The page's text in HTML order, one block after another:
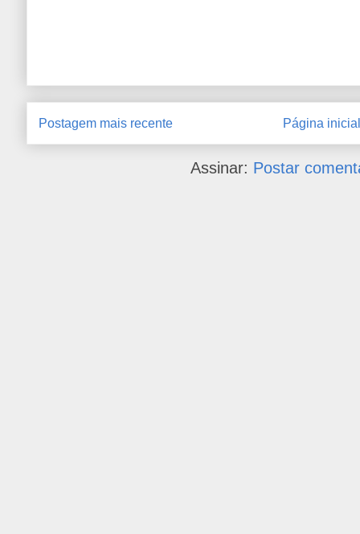
Postagem mais recente Página inicial
Assinar: Postar